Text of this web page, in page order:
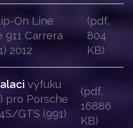
On Line
Carrera
2012
(pdf,
804
KB)
výfuku
pro Porsche
GTS (991)
(pdf,
16886
KB)